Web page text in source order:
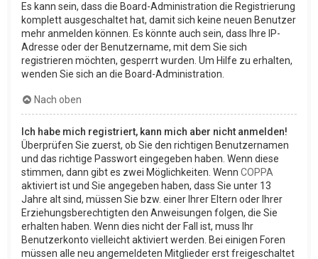
Es kann sein, dass die Board-Administration die Registrierung
komplett ausgeschaltet hat, damit sich keine neuen Benutzer
mehr anmelden können. Es könnte auch sein, dass Ihre IP-
Adresse oder der Benutzername, mit dem Sie sich
registrieren möchten, gesperrt wurden. Um Hilfe zu erhalten,
wenden Sie sich an die Board-Administration.
Nach oben
Ich habe mich registriert, kann mich aber nicht anmelden!
Überprüfen Sie zuerst, ob Sie den richtigen Benutzernamen
und das richtige Passwort eingegeben haben. Wenn diese
stimmen, dann gibt es zwei Möglichkeiten. Wenn COPPA
aktiviert ist und Sie angegeben haben, dass Sie unter 13
Jahre alt sind, müssen Sie bzw. einer Ihrer Eltern oder Ihrer
Erziehungsberechtigten den Anweisungen folgen, die Sie
erhalten haben. Wenn dies nicht der Fall ist, muss Ihr
Benutzerkonto vielleicht aktiviert werden. Bei einigen Foren
müssen alle neu angemeldeten Mitglieder erst freigeschaltet